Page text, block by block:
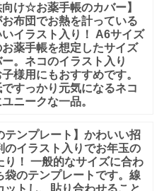
向け☆お薬手帳のカバー】
布団でお熱を計っている
イラスト入り！ A6サイズ
薬手帳を想定したサイズ
。ネコのイラスト入り
様用にもおすすめです。
すっかり元気になるネコ
ニークな一品。
テンプレート】かわいい招
のイラスト入りでお年玉の
り！ 一般的なサイズに合わ
袋のテンプレートです。線
ットし、貼り合わせること